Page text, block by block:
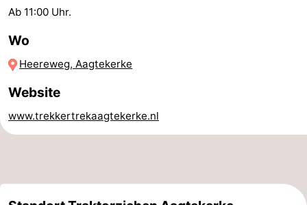
Sportangeln
Mondriaan
Toorop
Essen
trinken
Ringstechen
Ab 11:00 Uhr.
Wo
Heereweg, Aagtekerke
Website
www.trekkertrekaagtekerke.nl